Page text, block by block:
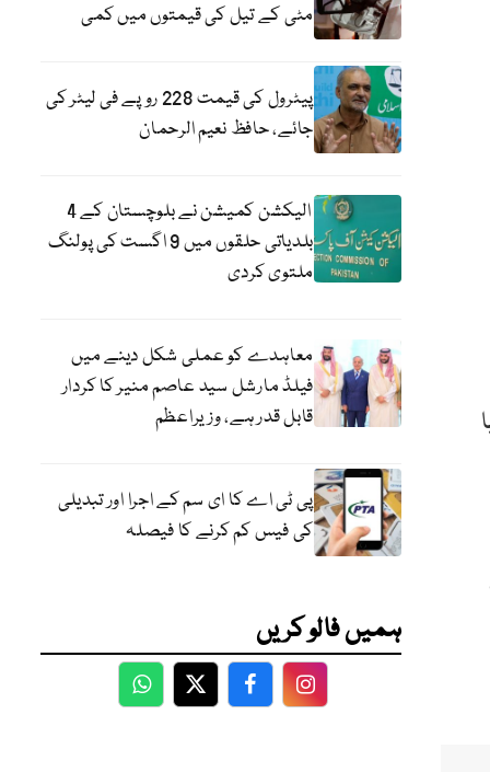
مٹی کے تیل کی قیمتوں میں کمی
پیٹرول کی قیمت 228 روپے فی لیٹر کی
جائے، حافظ نعیم الرحمان
الیکشن کمیشن نے بلوچستان کے 4
بلدیاتی حلقوں میں 9 اگست کی پولنگ
ملتوی کردی
معاہدے کو عملی شکل دینے میں
فیلڈ مارشل سید عاصم منیر کا کردار
قابل قدر ہے، وزیراعظم
پی ٹی اے کا ای سم کے اجرا اور تبدیلی
کی فیس کم کرنے کا فیصلہ
ہمیں فالو کریں
WhatsApp
TwitterFacebookFacebook